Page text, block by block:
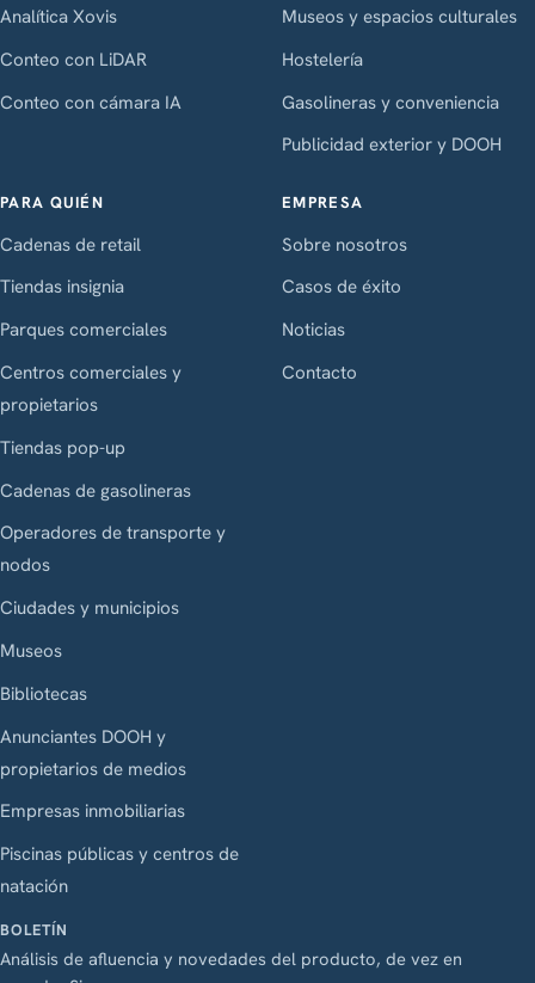
Analítica Xovis
Conteo con LiDAR
Conteo con cámara IA
Museos y espacios culturales
Hostelería
Gasolineras y conveniencia
Publicidad exterior y DOOH
PARA QUIÉN
Cadenas de retail
Tiendas insignia
Parques comerciales
Centros comerciales y
propietarios
Tiendas pop-up
Cadenas de gasolineras
Operadores de transporte y
nodos
Ciudades y municipios
Museos
Bibliotecas
Anunciantes DOOH y
propietarios de medios
Empresas inmobiliarias
Piscinas públicas y centros de
natación
EMPRESA
Sobre nosotros
Casos de éxito
Noticias
Contacto
BOLETÍN
Análisis de afluencia y novedades del producto, de vez en